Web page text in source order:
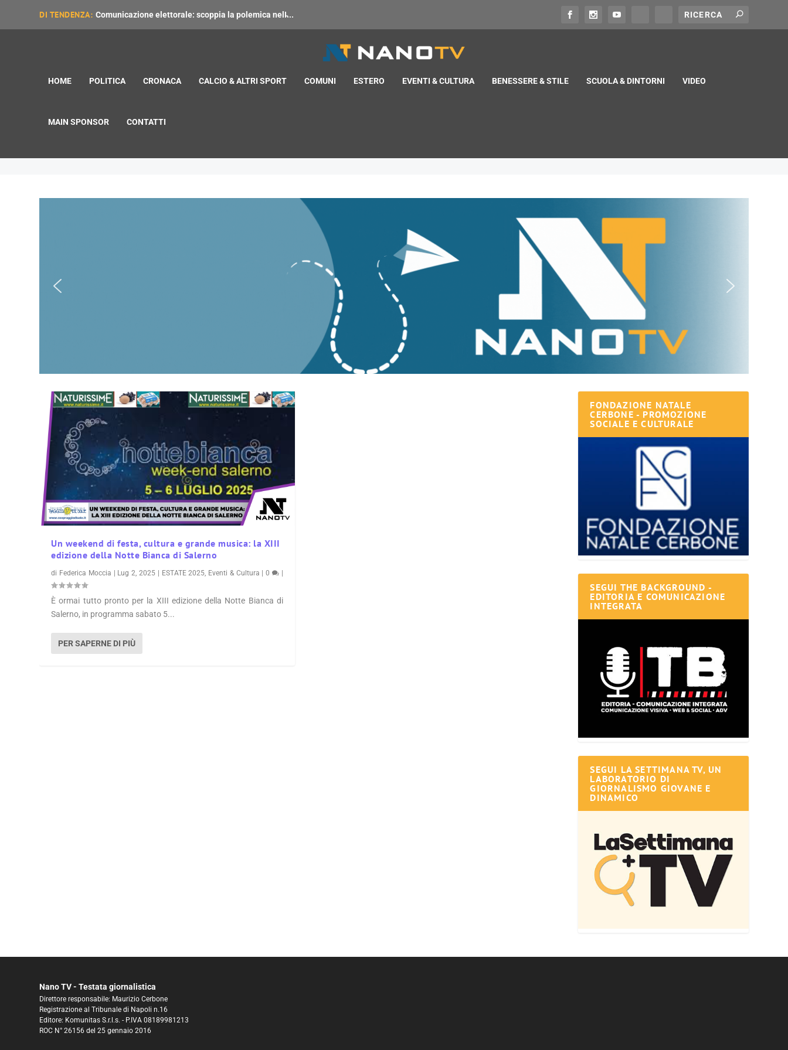
DI TENDENZA: Comunicazione elettorale: scoppia la polemica nell̵...
HOME POLITICA CRONACA CALCIO & ALTRI SPORT COMUNI ESTERO EVENTI & CULTURA BENESSERE & STILE SCUOLA & DINTORNI VIDEO
MAIN SPONSOR CONTATTI
Un weekend di festa, cultura e grande musica: la XIII
edizione della Notte Bianca di Salerno
di Federica Moccia | Lug 2, 2025| ESTATE 2025, Eventi & Cultura |0 |
È ormai tutto pronto per la XIII edizione della Notte Bianca di
Salerno, in programma sabato 5...
PER SAPERNE DI PIÙ
FONDAZIONE NATALE
CERBONE - PROMOZIONE
SOCIALE E CULTURALE
SEGUI THE BACKGROUND -
EDITORIA E COMUNICAZIONE
INTEGRATA
SEGUI LA SETTIMANA TV, UN
LABORATORIO DI
GIORNALISMO GIOVANE E
DINAMICO
Nano TV - Testata giornalistica
Direttore responsabile: Maurizio Cerbone
Registrazione al Tribunale di Napoli n.16
Editore: Komunitas S.r.l.s. - P.IVA 08189981213
ROC N° 26156 del 25 gennaio 2016